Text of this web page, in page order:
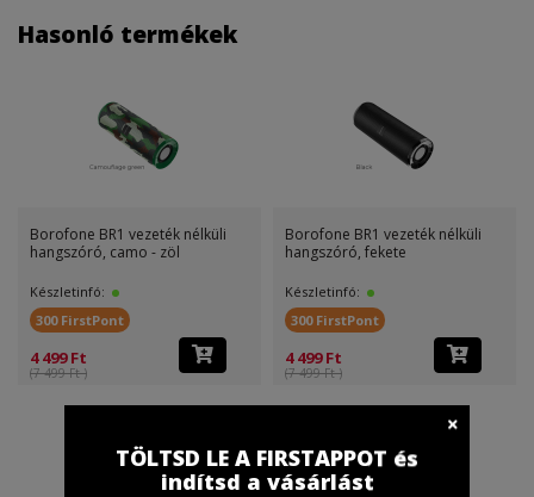
Hasonló termékek
Borofone BR1 vezeték nélküli
hangszóró, camo - zöl
Készletinfó:
300 FirstPont
4 499 Ft
(7 499 Ft )
Borofone BR1 vezeték nélküli
hangszóró, fekete
Készletinfó:
300 FirstPont
4 499 Ft
(7 499 Ft )
TÖLTSD LE A FIRSTAPPOT és
indítsd a vásárlást